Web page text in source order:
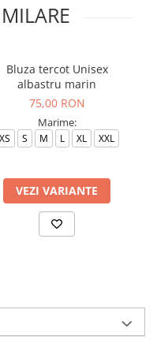
Bluza tercot Unisex
albastru marin
75,00 RON
Marime:
XS S M L XL XXL
VEZI VARIANTE